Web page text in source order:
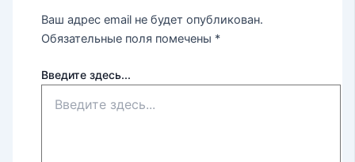
Ваш адрес email не будет опубликован.
Обязательные поля помечены *
Введите здесь...